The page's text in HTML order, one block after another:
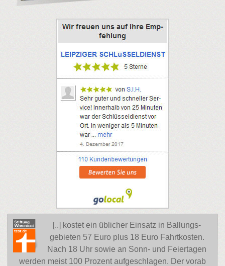
[..] kostet ein üblicher Einsatz in Ballungs-
gebieten 57 Euro plus 18 Euro Fahrtkosten.
Nach 18 Uhr sowie an Sonn- und Feiertagen
werden meist 100 Prozent aufgeschlagen. Der vorab